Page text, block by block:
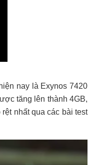
nay là Exynos 7420
tăng lên thành 4GB,
nhất qua các bài test